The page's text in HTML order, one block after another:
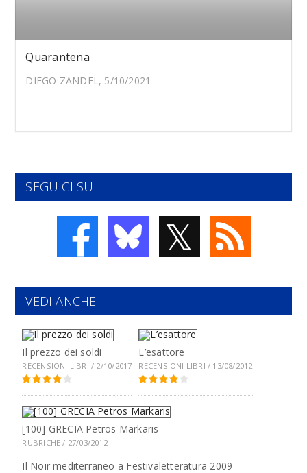
Quarantena
DIEGO ZANDEL, 5/10/2021
SEGUICI SU
𝕏
VEDI ANCHE
Il prezzo dei soldi
RECENSIONI LIBRI / 2/10/2017
L’esattore
RECENSIONI LIBRI / 13/08/2012
[100] GRECIA Petros Markaris
RUBRICHE / 27/03/2012
Il Noir mediterraneo a Festivaletteratura 2009